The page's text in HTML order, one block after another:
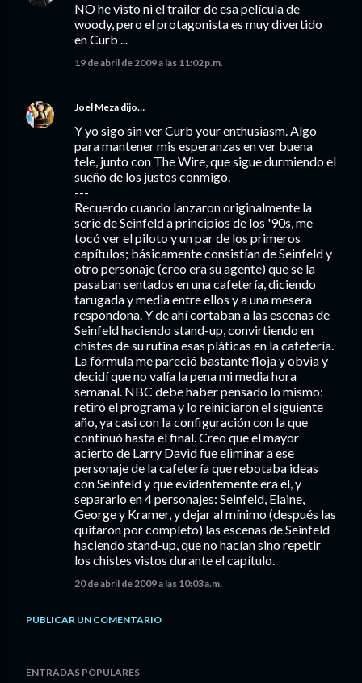
NO he visto ni el trailer de esa película de
woody, pero el protagonista es muy divertido
en Curb ...
19 de abril de 2009 a las 11:02 p.m.
Joel Meza dijo…
Y yo sigo sin ver Curb your enthusiasm. Algo
para mantener mis esperanzas en ver buena
tele, junto con The Wire, que sigue durmiendo el
sueño de los justos conmigo.
---
Recuerdo cuando lanzaron originalmente la
serie de Seinfeld a principios de los '90s, me
tocó ver el piloto y un par de los primeros
capítulos; básicamente consistían de Seinfeld y
otro personaje (creo era su agente) que se la
pasaban sentados en una cafetería, diciendo
tarugada y media entre ellos y a una mesera
respondona. Y de ahí cortaban a las escenas de
Seinfeld haciendo stand-up, convirtiendo en
chistes de su rutina esas pláticas en la cafetería.
La fórmula me pareció bastante floja y obvia y
decidí que no valía la pena mi media hora
semanal. NBC debe haber pensado lo mismo:
retiró el programa y lo reiniciaron el siguiente
año, ya casi con la configuración con la que
continuó hasta el final. Creo que el mayor
acierto de Larry David fue eliminar a ese
personaje de la cafetería que rebotaba ideas
con Seinfeld y que evidentemente era él, y
separarlo en 4 personajes: Seinfeld, Elaine,
George y Kramer, y dejar al mínimo (después las
quitaron por completo) las escenas de Seinfeld
haciendo stand-up, que no hacían sino repetir
los chistes vistos durante el capítulo.
20 de abril de 2009 a las 10:03 a.m.
PUBLICAR UN COMENTARIO
ENTRADAS POPULARES